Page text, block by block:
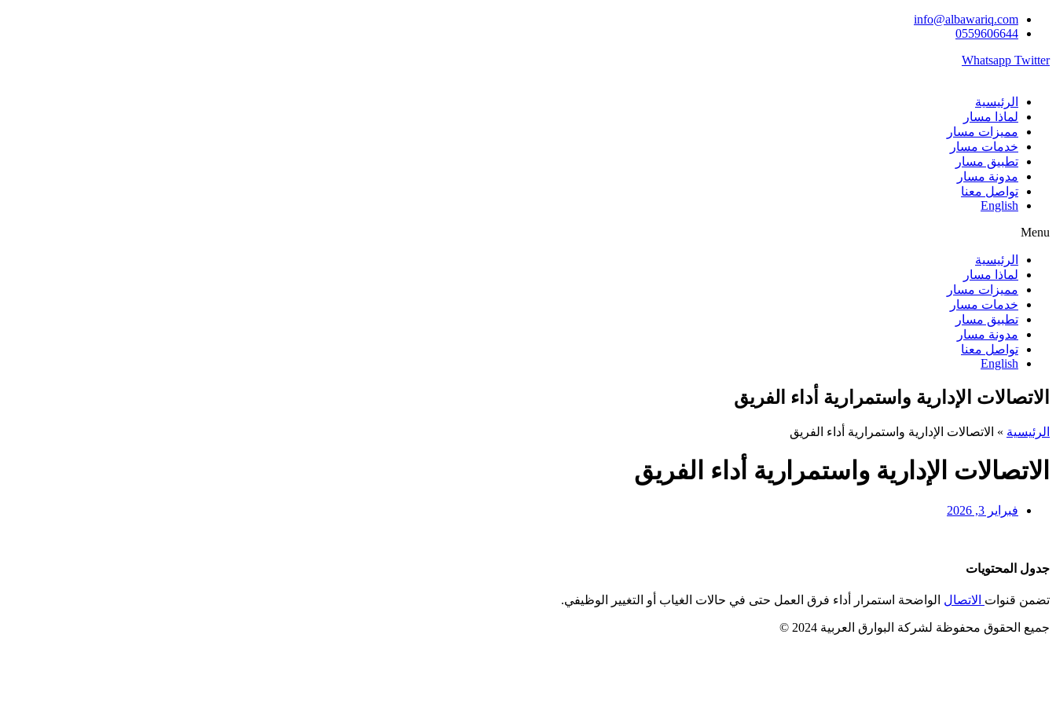
Skip
info@albawariq.com
0559606644
Whatsapp Twitter
الرئيسية
لماذا مسار
مميزات مسار
خدمات مسار
تطبيق مسار
مدونة مسار
تواصل معنا
English
Menu
الرئيسية
لماذا مسار
مميزات مسار
خدمات مسار
تطبيق مسار
مدونة مسار
تواصل معنا
English
الاتصالات الإدارية واستمرارية أداء الفريق
الرئيسية » الاتصالات الإدارية واستمرارية أداء الفريق
الاتصالات الإدارية واستمرارية أداء الفريق
فبراير 3, 2026
جدول المحتويات
تضمن قنوات الاتصال الواضحة استمرار أداء فرق العمل حتى في حالات الغياب أو التغيير الوظيفي.
جميع الحقوق محفوظة لشركة البوارق العربية 2024 ©